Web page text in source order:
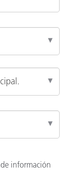
información